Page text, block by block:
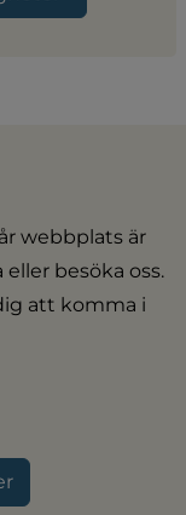
webbplats är
besöka oss.
att komma i